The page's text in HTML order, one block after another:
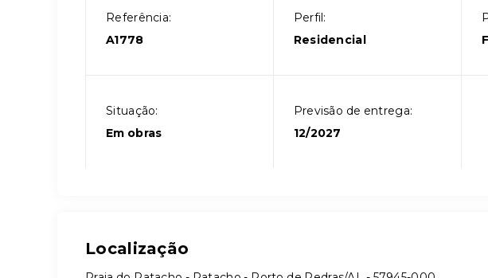
Referência:
A1778
Perfil:
Residencial
Situação:
Em obras
Previsão de entrega:
12/2027
Localização